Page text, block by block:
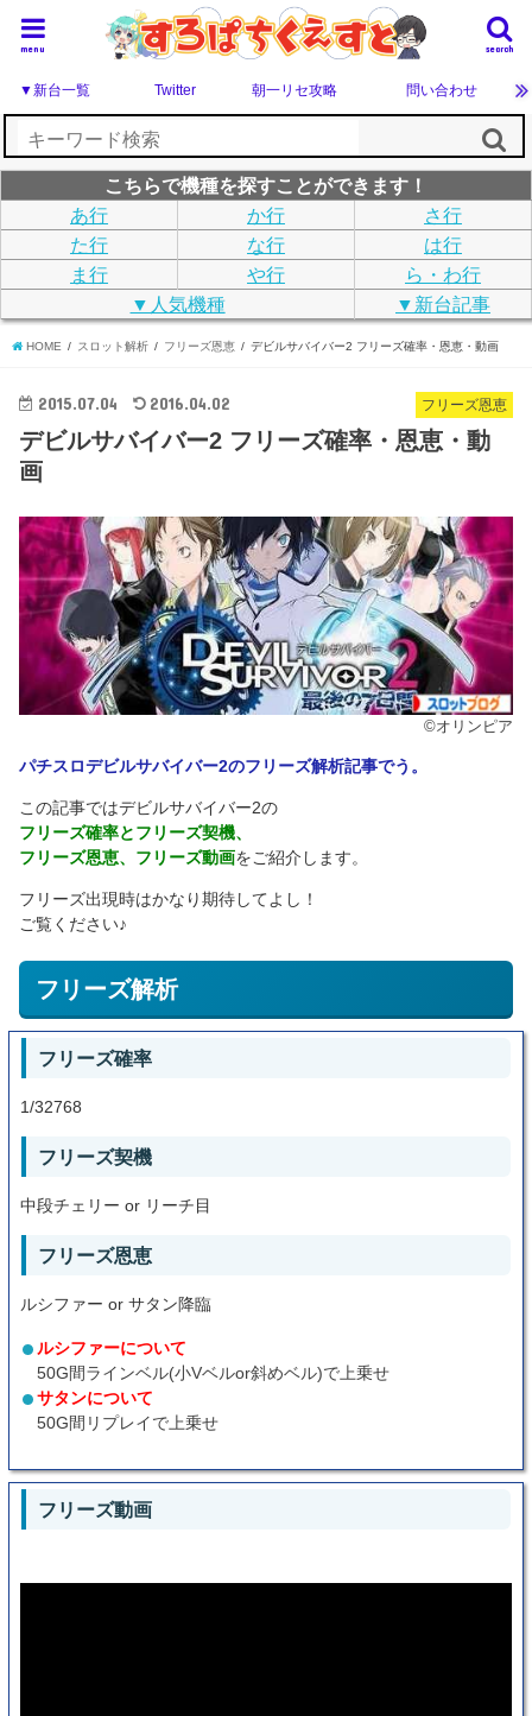
search
menu
▼新台一覧 Twitter 朝一リセ攻略 問い合わせ
こちらで機種を探すことができます！
あ行
か行
さ行
た行
な行
は行
ま行
や行
ら・わ行
▼人気機種
▼新台記事
HOME スロット解析 フリーズ恩恵 デビルサバイバー2 フリーズ確率・恩恵・動画
フリーズ恩恵
2015.07.04 2016.04.02
デビルサバイバー2 フリーズ確率・恩恵・動
画
©オリンピア
パチスロデビルサバイバー2のフリーズ解析記事でう。
この記事ではデビルサバイバー2の
フリーズ確率とフリーズ契機、
フリーズ恩恵、フリーズ動画をご紹介します。
フリーズ出現時はかなり期待してよし！
ご覧ください♪
フリーズ解析
フリーズ確率
1/32768
フリーズ契機
中段チェリー or リーチ目
フリーズ恩恵
ルシファー or サタン降臨
ルシファーについて
50G間ラインベル(小Vベルor斜めベル)で上乗せ
サタンについて
50G間リプレイで上乗せ
フリーズ動画